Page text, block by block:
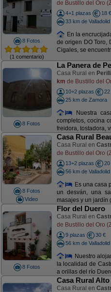
8 Fotos
(1 comentario)
de Bustillo del Oro
4+1 plazas
18 €
33 km de Valladolid
En la
de origen DO Toro,
Cigales, se
8 Fotos
La Panera de
Casa Rural en
km de Bustillo del
10+2 plazas
22
25 km de Zamora
Nuestra
completos, cocina
freidora, tostadora,
8 Fotos
Video
Casa Rural
Casa Rural en
de Bustillo del Oro
13+2 plazas
20
56 km de Valladolid
Es una casa
un desván, una
masajes y un jardín
8 Fotos
Flor del Duero
Casa Rural en
de Bustillo del Oro
9 plazas
30 €
56 km de Valladolid
Nuestro
la localidad de
a orillas del río
Casa Rural
Casa Rural en